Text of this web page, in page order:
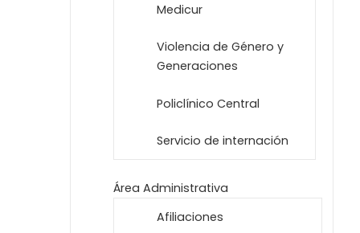
Medicur
Violencia de Género y
Generaciones
Policlínico Central
Servicio de internación
Área Administrativa
Afiliaciones